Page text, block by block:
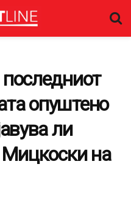
опуштено
ли
Мицкоски на